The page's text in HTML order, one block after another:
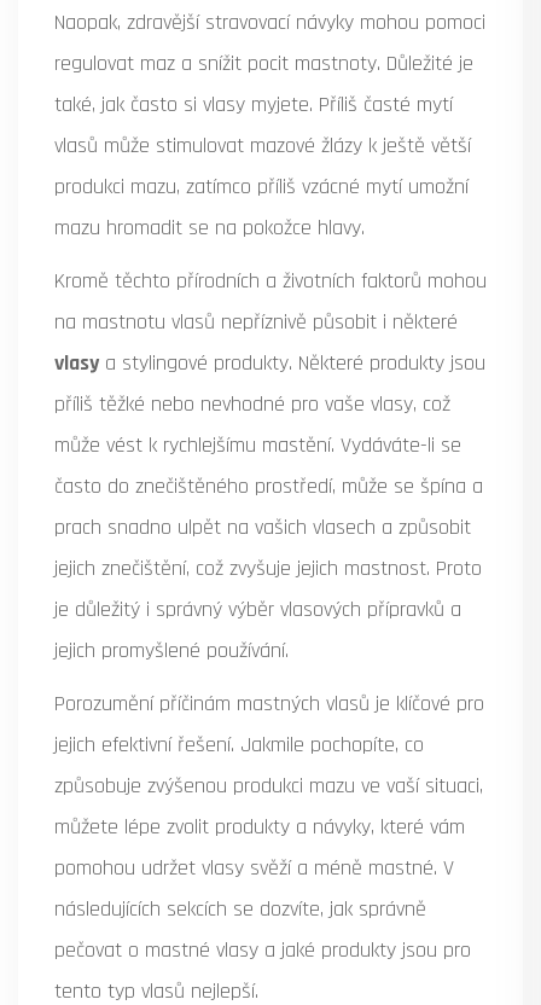
Naopak, zdravější stravovací návyky mohou pomoci
regulovat maz a snížit pocit mastnoty. Důležité je
také, jak často si vlasy myjete. Příliš časté mytí
vlasů může stimulovat mazové žlázy k ještě větší
produkci mazu, zatímco příliš vzácné mytí umožní
mazu hromadit se na pokožce hlavy.
Kromě těchto přírodních a životních faktorů mohou
na mastnotu vlasů nepříznivě působit i některé
vlasy a stylingové produkty. Některé produkty jsou
příliš těžké nebo nevhodné pro vaše vlasy, což
může vést k rychlejšímu mastění. Vydáváte-li se
často do znečištěného prostředí, může se špína a
prach snadno ulpět na vašich vlasech a způsobit
jejich znečištění, což zvyšuje jejich mastnost. Proto
je důležitý i správný výběr vlasových přípravků a
jejich promyšlené používání.
Porozumění příčinám mastných vlasů je klíčové pro
jejich efektivní řešení. Jakmile pochopíte, co
způsobuje zvýšenou produkci mazu ve vaší situaci,
můžete lépe zvolit produkty a návyky, které vám
pomohou udržet vlasy svěží a méně mastné. V
následujících sekcích se dozvíte, jak správně
pečovat o mastné vlasy a jaké produkty jsou pro
tento typ vlasů nejlepší.